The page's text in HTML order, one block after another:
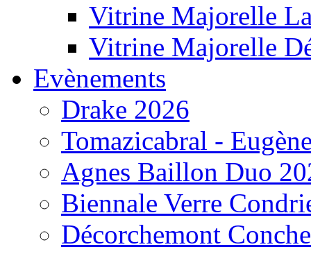
Vitrine Majorelle
Vitrine Majorelle
Evènements
Drake 2026
Tomazicabral -
Agnes Baillon Duo
Biennale Verre
Décorchemont